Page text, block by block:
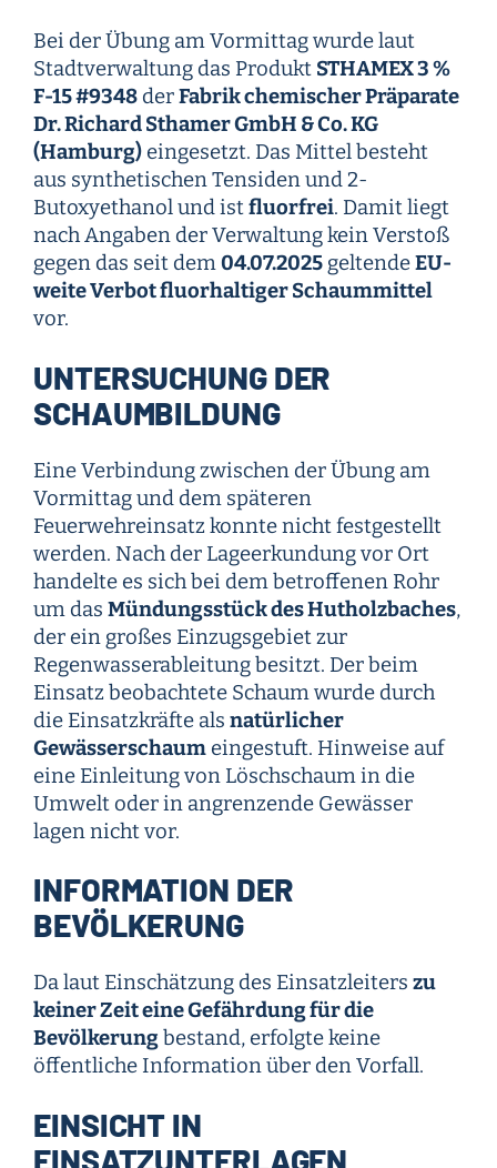
Bei der Übung am Vormittag wurde laut
Stadtverwaltung das Produkt STHAMEX 3 %
F-15 #9348 derFabrik chemischer Präparate
Dr. Richard Sthamer GmbH & Co. KG
(Hamburg) eingesetzt. Das Mittel besteht
aus synthetischen Tensiden und 2-
Butoxyethanol und istfluorfrei. Damit liegt
nach Angaben der Verwaltung kein Verstoß
gegen das seit dem04.07.2025 geltendeEU-
weite Verbot fluorhaltiger Schaummittel
vor.
UNTERSUCHUNG DER
SCHAUMBILDUNG
Eine Verbindung zwischen der Übung am
Vormittag und dem späteren
Feuerwehreinsatz konnte nicht festgestellt
werden. Nach der Lageerkundung vor Ort
handelte es sich bei dem betroffenen Rohr
um das Mündungsstück des Hutholzbaches,
der ein großes Einzugsgebiet zur
Regenwasserableitung besitzt. Der beim
Einsatz beobachtete Schaum wurde durch
die Einsatzkräfte als natürlicher
Gewässerschaum eingestuft. Hinweise auf
eine Einleitung von Löschschaum in die
Umwelt oder in angrenzende Gewässer
lagen nicht vor.
INFORMATION DER
BEVÖLKERUNG
Da laut Einschätzung des Einsatzleiters zu
keiner Zeit eine Gefährdung für die
Bevölkerung bestand, erfolgte keine
öffentliche Information über den Vorfall.
EINSICHT IN
EINSATZUNTERLAGEN